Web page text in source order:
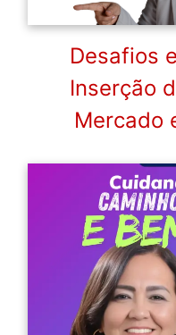
Desafios
Inserção
Mercado